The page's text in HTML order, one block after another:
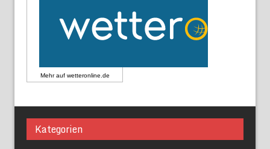
Mehr auf wetteronline.de
Kategorien